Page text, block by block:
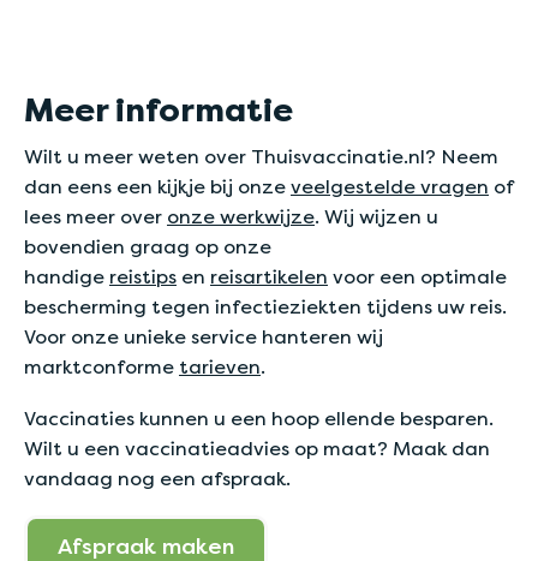
Meer informatie
Wilt u meer weten over Thuisvaccinatie.nl? Neem
dan eens een kijkje bij onzeveelgestelde vragen of
lees meer over onze werkwijze. Wij wijzen u
bovendien graag op onze
handige reistips en reisartikelen voor een optimale
bescherming tegen infectieziekten tijdens uw reis.
Voor onze unieke service hanteren wij
marktconforme tarieven.
Vaccinaties kunnen u een hoop ellende besparen.
Wilt u een vaccinatieadvies op maat? Maak dan
vandaag nog een afspraak.
Afspraak maken